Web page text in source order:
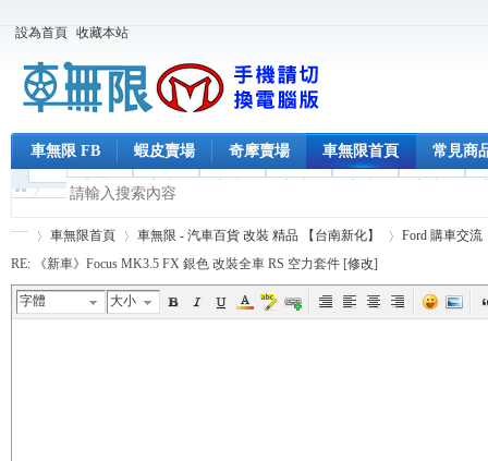
設為首頁 收藏本站
車無限 FB 蝦皮賣場 奇摩賣場 車無限首頁 常見商
車無限首頁 車無限 - 汽車百貨 改裝 精品 【台南新化】 Ford 購車交流
RE: 《新車》Focus MK3.5 FX 銀色 改裝全車 RS 空力套件 [修改]
字體 大小